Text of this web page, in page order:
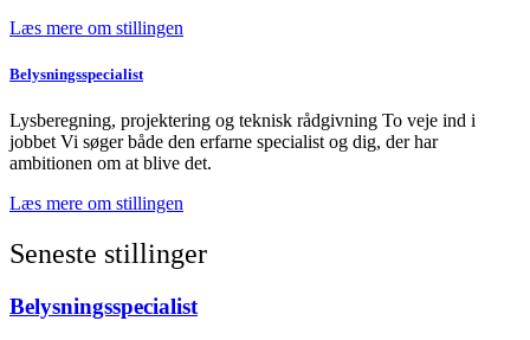
Læs mere om stillingen
Belysningsspecialist
Lysberegning, projektering og teknisk rådgivning To veje ind i
jobbet Vi søger både den erfarne specialist og dig, der har
ambitionen om at blive det.
Læs mere om stillingen
Seneste stillinger
Belysningsspecialist